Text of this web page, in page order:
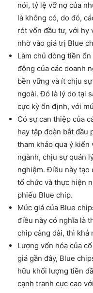
nói, tỷ lệ vỡ nợ của
là không có, do đó,
rót vốn đầu tư, với
nhờ vào giá trị Blue
Làm chủ dòng tiền
động của các doanh
bền vững và ít chịu
ngoài. Đó là lý do tại
cực kỳ ổn định, với
Có sự can thiệp của
hay tập đoàn bắt đầu
tham khảo qua ý kiến
ngành, chịu sự quản
nghiệm. Điều này tạo
tổ chức và thực hiện
phiếu Blue chip.
Mức giá của Blue
điều này có nghĩa là
chip càng dài, thì khả
Lượng vốn hóa của
giá gần đây, Blue
hữu khối lượng tiền
cạnh tranh cực cao